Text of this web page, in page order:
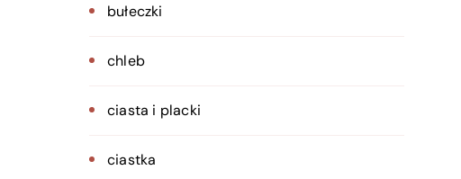
bułeczki
chleb
ciasta i placki
ciastka